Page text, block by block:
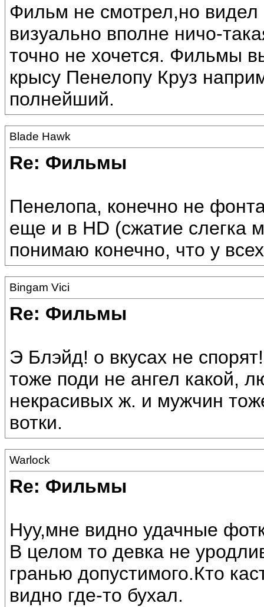
Фильм не смотрел,но
визуально вполне ничо-
точно не хочется. Фильмы
крысу Пенелопу Круз
полнейший.
Blade Hawk
Re: Фильмы
Пенелопа, конечно не
еще и в HD (сжатие слегка
понимаю конечно, что у
Bingam Vici
Re: Фильмы
Э Блэйд! о вкусах не
тоже поди не ангел какой,
некрасивых ж. и мужчин
вотки.
Warlock
Re: Фильмы
Нуу,мне видно удачные
В целом то девка не
гранью допустимого.Кто
видно где-то бухал.